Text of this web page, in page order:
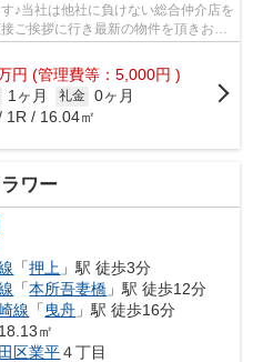
♪当社は他社に負けない総合仲介店を
ご挨拶に行き最新の物件を頂きお客
円 (管理費等：5,000円 )
1ヶ月 礼金 0ヶ月
1R / 16.04㎡
ワー
「押上 」駅 徒歩3分
「本所吾妻橋 」駅 徒歩12分
線 「 曳舟 」駅 徒歩16分
㎡
区業平４丁目